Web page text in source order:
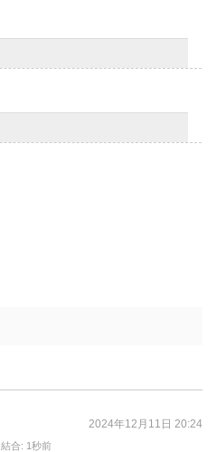
2024年12月11日 20:24
結合: 1秒前